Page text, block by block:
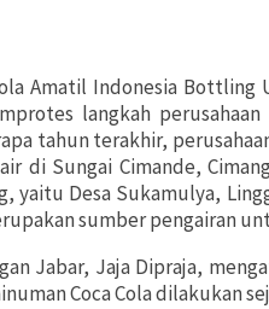
Amatil Indonesia Bottling
langkah
tahun terakhir,
di Sungai Cimande,
Desa Sukamulya,
sumber pengairan
Jabar, Jaja Dipraja,
Coca Cola dilakukan